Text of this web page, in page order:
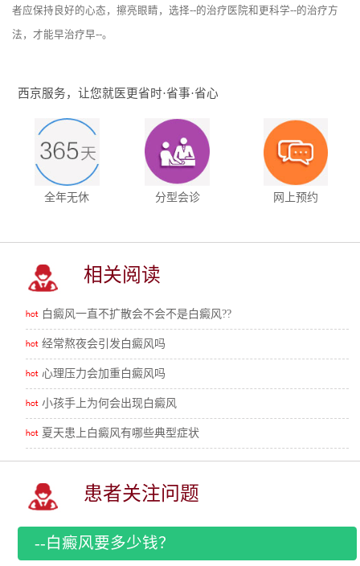
者应保持良好的心态，擦亮眼睛，选择--的治疗医院和更科学--的治疗方
法，才能早治疗早--。
西京服务，让您就医更省时·省事·省心
全年无休 分型会诊 网上预约
相关阅读
白癜风一直不扩散会不会不是白癜风??
经常熬夜会引发白癜风吗
心理压力会加重白癜风吗
小孩手上为何会出现白癜风
夏天患上白癜风有哪些典型症状
患者关注问题
--白癜风要多少钱？